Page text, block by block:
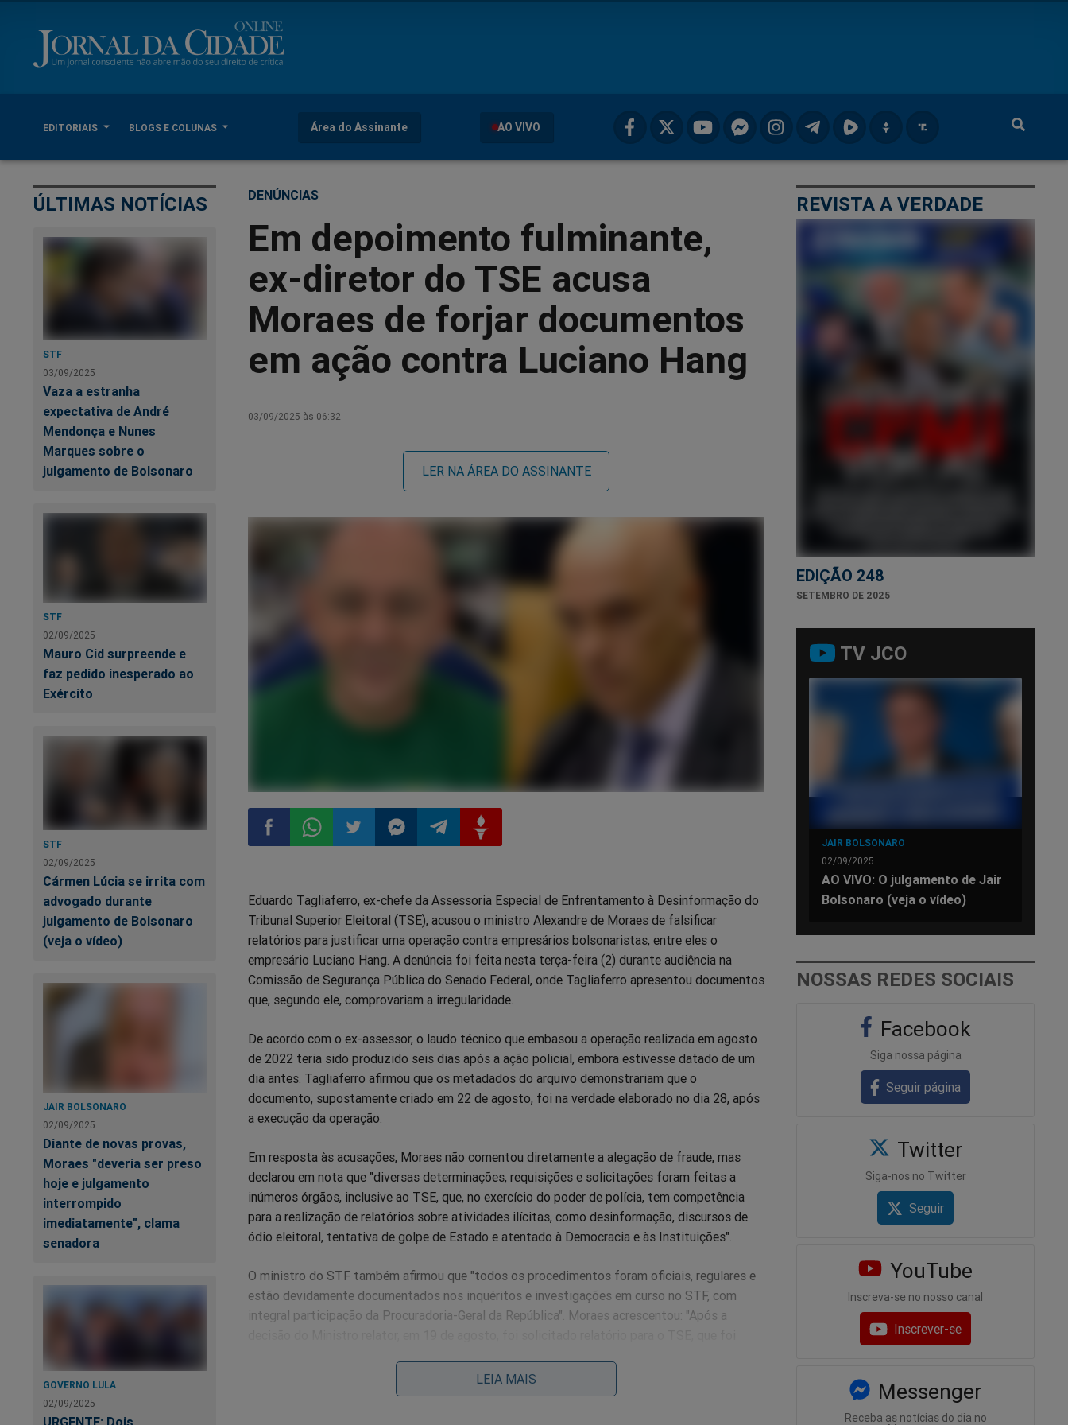
EDITORIAIS BLOGS E COLUNAS Área do Assinante AO VIVO
ÚLTIMAS NOTÍCIAS
STF
03/09/2025
Vaza a estranha
expectativa de André
Mendonça e Nunes
Marques sobre o
julgamento de Bolsonaro
STF
02/09/2025
Mauro Cid surpreende e
faz pedido inesperado ao
Exército
STF
02/09/2025
Cármen Lúcia se irrita com
advogado durante
julgamento de Bolsonaro
(veja o vídeo)
JAIR BOLSONARO
02/09/2025
Diante de novas provas,
Moraes "deveria ser preso
hoje e julgamento
interrompido
imediatamente", clama
senadora
GOVERNO LULA
02/09/2025
DENÚNCIAS
Em depoimento fulminante,
ex-diretor do TSE acusa
Moraes de forjar documentos
em ação contra Luciano Hang
03/09/2025 às 06:32
LER NA ÁREA DO ASSINANTE
no
Facebook
no
Whatsapp
no
Twitter
no
Messenger
no
Telegram
no
Gettr
Eduardo Tagliaferro, ex-chefe da Assessoria Especial de Enfrentamento à Desinformação do
Tribunal Superior Eleitoral (TSE), acusou o ministro Alexandre de Moraes de falsificar
relatórios para justificar uma operação contra empresários bolsonaristas, entre eles o
empresário Luciano Hang. A denúncia foi feita nesta terça-feira (2) durante audiência na
Comissão de Segurança Pública do Senado Federal, onde Tagliaferro apresentou documentos
que, segundo ele, comprovariam a irregularidade.
De acordo com o ex-assessor, o laudo técnico que embasou a operação realizada em agosto
de 2022 teria sido produzido seis dias após a ação policial, embora estivesse datado de um
dia antes. Tagliaferro afirmou que os metadados do arquivo demonstrariam que o
documento, supostamente criado em 22 de agosto, foi na verdade elaborado no dia 28, após
a execução da operação.
Em resposta às acusações, Moraes não comentou diretamente a alegação de fraude, mas
declarou em nota que "diversas determinações, requisições e solicitações foram feitas a
inúmeros órgãos, inclusive ao TSE, que, no exercício do poder de polícia, tem competência
para a realização de relatórios sobre atividades ilícitas, como desinformação, discursos de
ódio eleitoral, tentativa de golpe de Estado e atentado à Democracia e às Instituições".
O ministro do STF também afirmou que "todos os procedimentos foram oficiais, regulares e
estão devidamente documentados nos inquéritos e investigações em curso no STF, com
integral participação da Procuradoria-Geral da República". Moraes acrescentou: "Após a
A operação investigou empresários que trocaram mensagens em um grupo de WhatsApp com
LEIA MAIS
REVISTA A VERDADE
EDIÇÃO 248
SETEMBRO DE 2025
TV JCO
JAIR BOLSONARO
02/09/2025
AO VIVO: O julgamento de Jair
Bolsonaro (veja o vídeo)
NOSSAS REDES SOCIAIS
Facebook
Siga nossa página
Seguir página
Twitter
Siga-nos no Twitter
Seguir
YouTube
Inscreva-se no nosso canal
Inscrever-se
Messenger
Receba as notícias do dia no